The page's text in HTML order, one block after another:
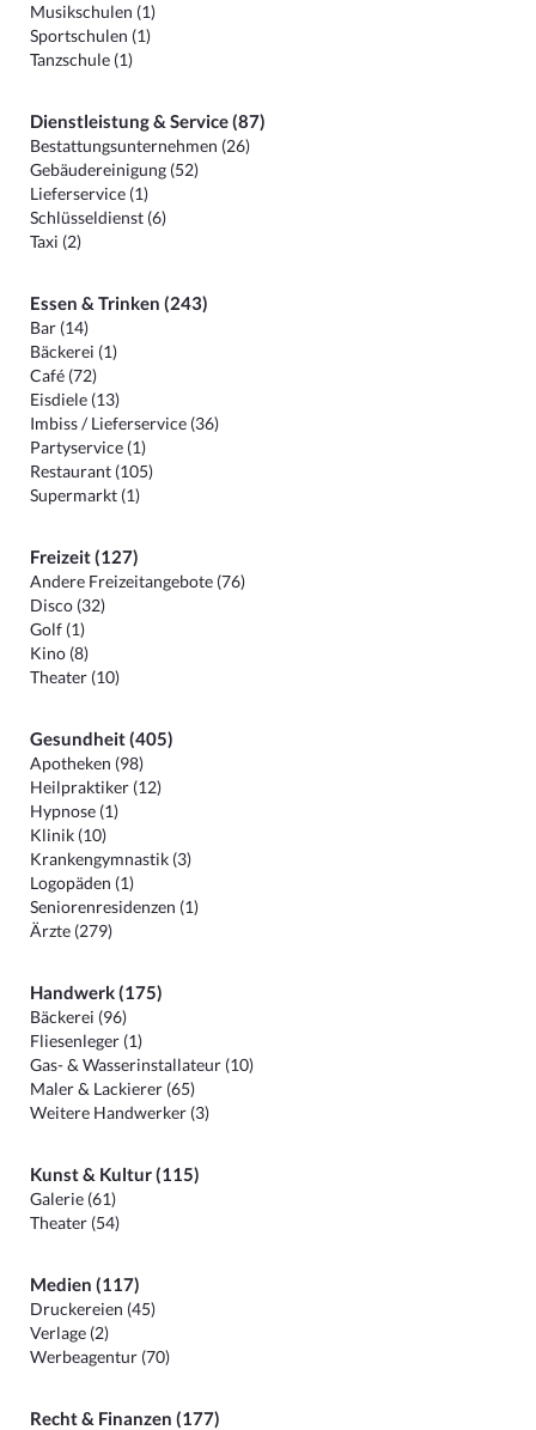
Musikschulen (1)
Sportschulen (1)
Tanzschule (1)
Dienstleistung & Service (87)
Bestattungsunternehmen (26)
Gebäudereinigung (52)
Lieferservice (1)
Schlüsseldienst (6)
Taxi (2)
Essen & Trinken (243)
Bar (14)
Bäckerei (1)
Café (72)
Eisdiele (13)
Imbiss / Lieferservice (36)
Partyservice (1)
Restaurant (105)
Supermarkt (1)
Freizeit (127)
Andere Freizeitangebote (76)
Disco (32)
Golf (1)
Kino (8)
Theater (10)
Gesundheit (405)
Apotheken (98)
Heilpraktiker (12)
Hypnose (1)
Klinik (10)
Krankengymnastik (3)
Logopäden (1)
Seniorenresidenzen (1)
Ärzte (279)
Handwerk (175)
Bäckerei (96)
Fliesenleger (1)
Gas- & Wasserinstallateur (10)
Maler & Lackierer (65)
Weitere Handwerker (3)
Kunst & Kultur (115)
Galerie (61)
Theater (54)
Medien (117)
Druckereien (45)
Verlage (2)
Werbeagentur (70)
Recht & Finanzen (177)